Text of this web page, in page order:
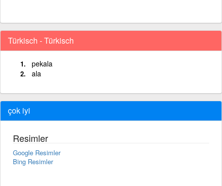
Türkisch - Türkisch
pekala
ala
çok iyi
Resimler
Google Resimler
Bing Resimler